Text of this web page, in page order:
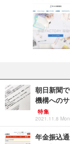
朝日新聞
機構への
特集
2021.11.8
年金振込